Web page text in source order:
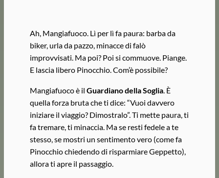
Ah, Mangiafuoco. Lì per lì fa paura: barba da
biker, urla da pazzo, minacce di falò
improvvisati. Ma poi? Poi si commuove. Piange.
E lascia libero Pinocchio. Com’è possibile?
Mangiafuoco è il Guardiano della Soglia. È
quella forza bruta che ti dice: “Vuoi davvero
iniziare il viaggio? Dimostralo”. Ti mette paura, ti
fa tremare, ti minaccia. Ma se resti fedele a te
stesso, se mostri un sentimento vero (come fa
Pinocchio chiedendo di risparmiare Geppetto),
allora ti apre il passaggio.